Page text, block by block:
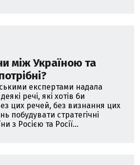
між Україною та
експертами надала
речі, які хотів би
цих речей, без визнання цих
побудувати стратегічні
з Росією та Росії...